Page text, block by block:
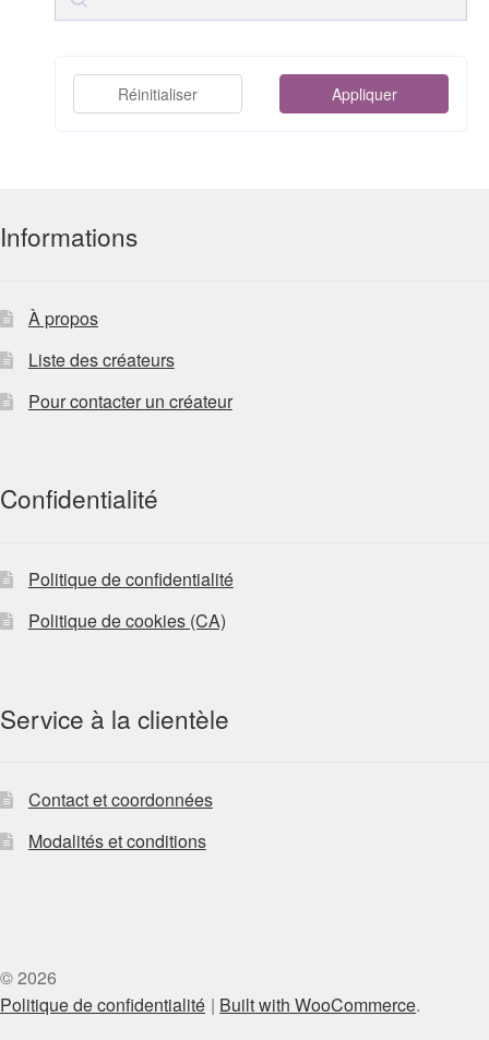
Appliquer
Réinitialiser
Informations
À propos
Liste des créateurs
Pour contacter un créateur
Confidentialité
Politique de confidentialité
Politique de cookies (CA)
Service à la clientèle
Contact et coordonnées
Modalités et conditions
© 2026
Politique de confidentialité
Built with WooCommerce.